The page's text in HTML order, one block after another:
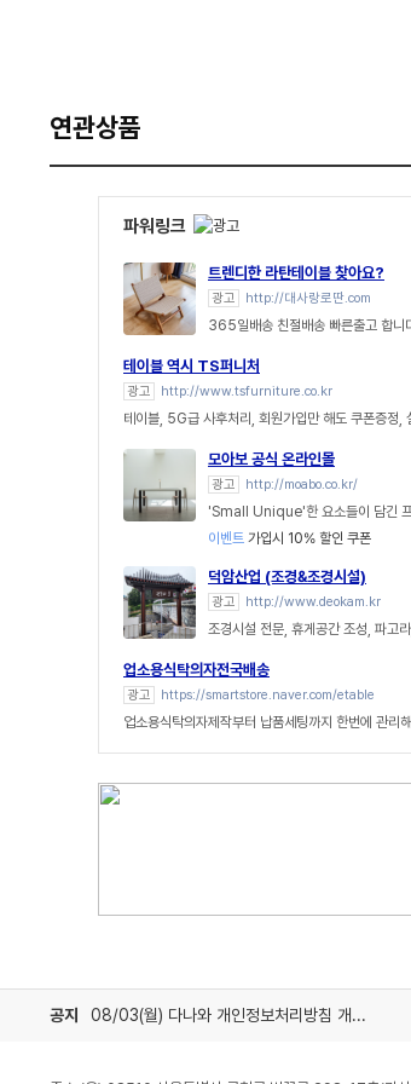
연관상품
파워링크
트렌디한 라탄테이블 찾아요?
광고 http://대사랑로딴.com
365일배송 친절배송 빠른출고 합니
테이블 역시 TS퍼니처
광고 http://www.tsfurniture.co.kr
테이블, 5G급 사후처리, 회원가입만 해도 쿠폰증정,
모아보 공식 온라인몰
광고 http://moabo.co.kr/
'Small Unique'한 요소들이 담긴 프
이벤트 가입시 10% 할인 쿠폰
덕암산업 (조경&조경시설)
광고 http://www.deokam.kr
조경시설 전문, 휴게공간 조성, 파고
업소용식탁의자전국배송
광고 https://smartstore.naver.com/etable
업소용식탁의자제작부터 납품세팅까지 한번에 관리
공지 08/03(월) 다나와 개인정보처리방침 개정 안내